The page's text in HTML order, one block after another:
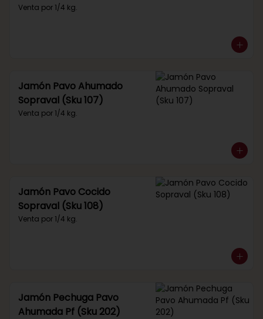
Venta por 1/4 kg.
Jamón Pavo Ahumado
Sopraval (Sku 107)
Venta por 1/4 kg.
Jamón Pavo Cocido
Sopraval (Sku 108)
Venta por 1/4 kg.
Jamón Pechuga Pavo
Ahumada Pf (Sku 202)